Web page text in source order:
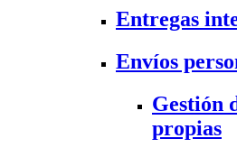
Entregas
Envíos
Gestión
propias